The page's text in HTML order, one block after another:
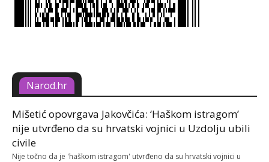
Narod.hr
Mišetić opovrgava Jakovčića: ‘Haškom istragom’
nije utvrđeno da su hrvatski vojnici u Uzdolju ubili
civile
Nije točno da je 'haškom istragom' utvrđeno da su hrvatski vojnici u